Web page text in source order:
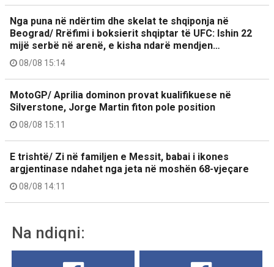
Nga puna në ndërtim dhe skelat te shqiponja në
Beograd/ Rrëfimi i boksierit shqiptar të UFC: Ishin 22
mijë serbë në arenë, e kisha ndarë mendjen…
08/08 15:14
MotoGP/ Aprilia dominon provat kualifikuese në
Silverstone, Jorge Martin fiton pole position
08/08 15:11
E trishtë/ Zi në familjen e Messit, babai i ikones
argjentinase ndahet nga jeta në moshën 68-vjeçare
08/08 14:11
Na ndiqni: